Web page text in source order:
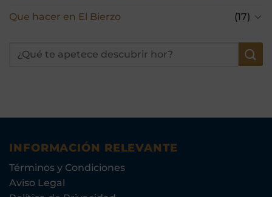
Que hacer en El Bierzo
(17)
INFORMACIÓN RELEVANTE
Términos y Condiciones
Aviso Legal